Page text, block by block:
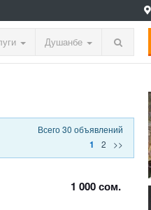
Душанбе
Всего 30 объявлений
1
2 >>
1 000 сом.